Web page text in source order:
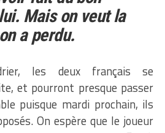
Mais on veut la
a perdu.
les deux français se
et pourront presque passer
puisque mardi prochain, ils
On espère que le joueur